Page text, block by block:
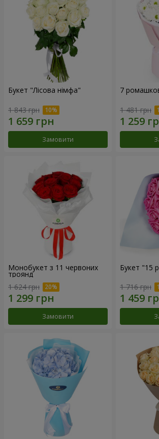
Букет "Лісова німфа"
1 843 грн
Замовити
7
1 481 грн
Монобукет з 11 червоних
троянд
1 624 грн
Замовити
Букет "15
1 716 грн